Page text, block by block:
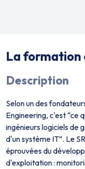
La formation
Description
Selon un des
Engineering, c'est “ce
ingénieurs logiciels de
d'un système IT”. Le
éprouvées du
d'exploitation :